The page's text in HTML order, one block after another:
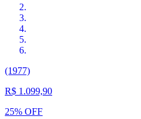
(1977)
R$ 1.099,90
25% OFF